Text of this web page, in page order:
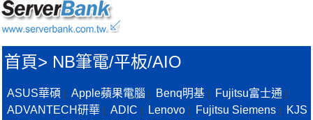
首頁> NB筆電/平板/AIO
ASUS華碩 Apple蘋果電腦 Benq明基 Fujitsu富士通
ADVANTECH研華 ADIC Lenovo Fujitsu Siemens
KJS